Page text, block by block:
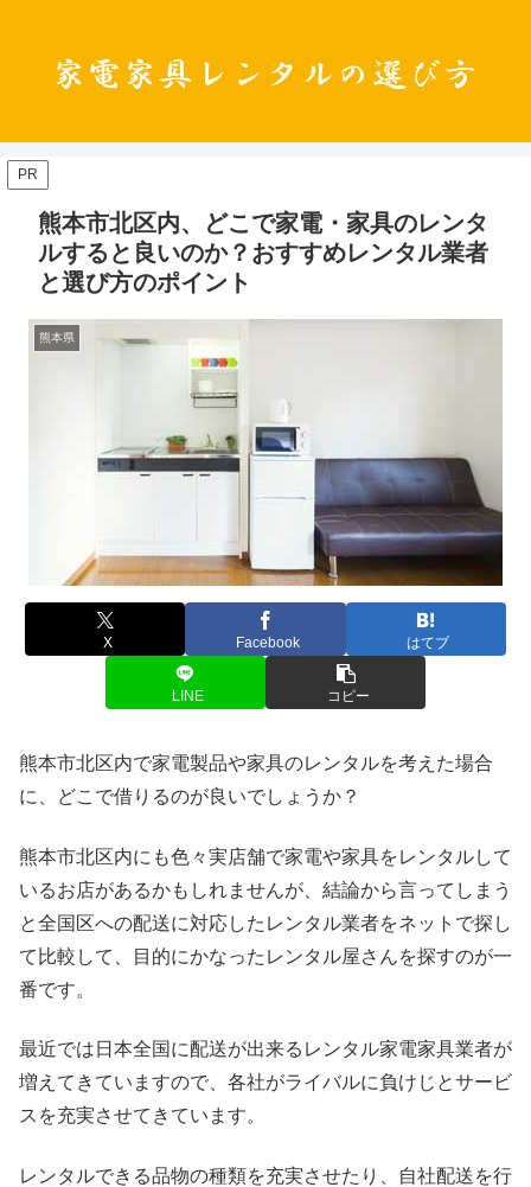
PR
熊本市北区内、どこで家電・家具のレンタ
ルすると良いのか？おすすめレンタル業者
と選び方のポイント
熊本県
X Facebook はてブ
LINE コピー
熊本市北区内で家電製品や家具のレンタルを考えた場合
に、どこで借りるのが良いでしょうか？
熊本市北区内にも色々実店舗で家電や家具をレンタルして
いるお店があるかもしれませんが、結論から言ってしまう
と全国区への配送に対応したレンタル業者をネットで探し
て比較して、目的にかなったレンタル屋さんを探すのが一
番です。
最近では日本全国に配送が出来るレンタル家電家具業者が
増えてきていますので、各社がライバルに負けじとサービ
スを充実させてきています。
レンタルできる品物の種類を充実させたり、自社配送を行